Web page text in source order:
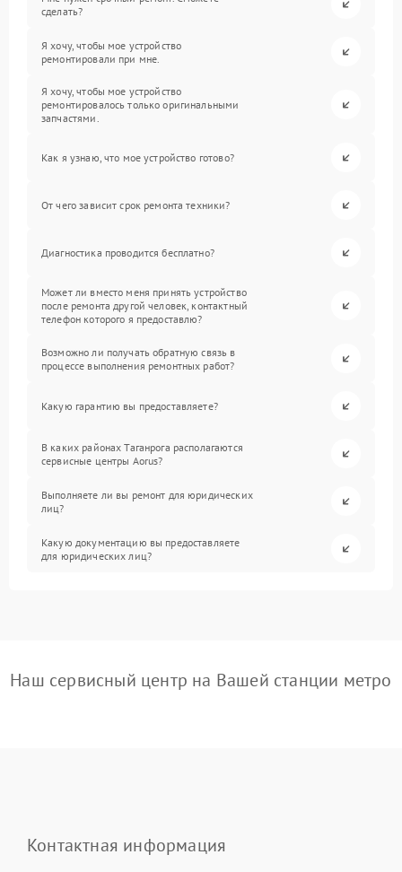
сделать?
Я хочу, чтобы мое устройство
ремонтировали при мне.
Я хочу, чтобы мое устройство
ремонтировалось только оригинальными
запчастями.
Как я узнаю, что мое устройство готово?
От чего зависит срок ремонта техники?
Диагностика проводится бесплатно?
Может ли вместо меня принять устройство
после ремонта другой человек, контактный
телефон которого я предоставлю?
Возможно ли получать обратную связь в
процессе выполнения ремонтных работ?
Какую гарантию вы предоставляете?
В каких районах Таганрога располагаются
сервисные центры Aorus?
Выполняете ли вы ремонт для юридических
лиц?
Какую документацию вы предоставляете
для юридических лиц?
Наш сервисный центр на Вашей станции метро
Контактная информация